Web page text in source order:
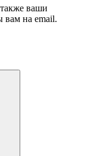
ваши
вам на email.